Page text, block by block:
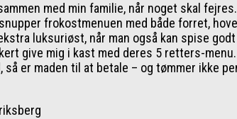
med min familie, når noget skal
frokostmenuen med både forret,
luksuriøst, når man også kan spise
give mig i kast med deres 5 retters-
så er maden til at betale – og tømmer ikke